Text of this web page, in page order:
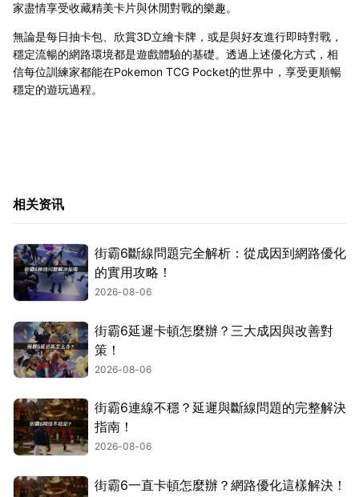
家盡情享受收藏精美卡片與休閒對戰的樂趣。
無論是每日抽卡包、欣賞3D立繪卡牌，或是與好友進行即時對戰，
穩定流暢的網路環境都是遊戲體驗的基礎。透過上述優化方式，相
信每位訓練家都能在Pokemon TCG Pocket的世界中，享受更順暢
穩定的遊玩過程。
相关资讯
街霸6斷線問題完全解析：從成因到網路優化
的實用攻略！
2026-08-06
街霸6延遲卡頓怎麼辦？三大成因與改善對
策！
2026-08-06
街霸6連線不穩？延遲與斷線問題的完整解決
指南！
2026-08-06
街霸6一直卡頓怎麼辦？網路優化這樣解決！